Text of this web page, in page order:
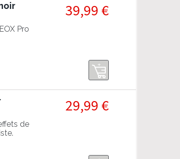
Pro
39,99 €
de
29,99 €